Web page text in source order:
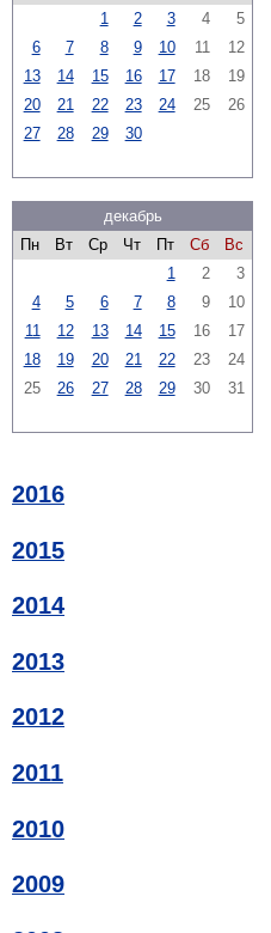
1
2 3 4
5
6
7 8 9 10 11
12
13
14 15 16 17 18
19
20
21 22 23 24 25
26
27
28 29 30
декабрь
Пн
Вт Ср Чт Пт Сб
Вс
1
2
3
4
5 6 7 8 9
10
11
12 13 14 15 16
17
18
19 20 21 22 23
24
25
26 27 28 29 30 31
2016
2015
2014
2013
2012
2011
2010
2009